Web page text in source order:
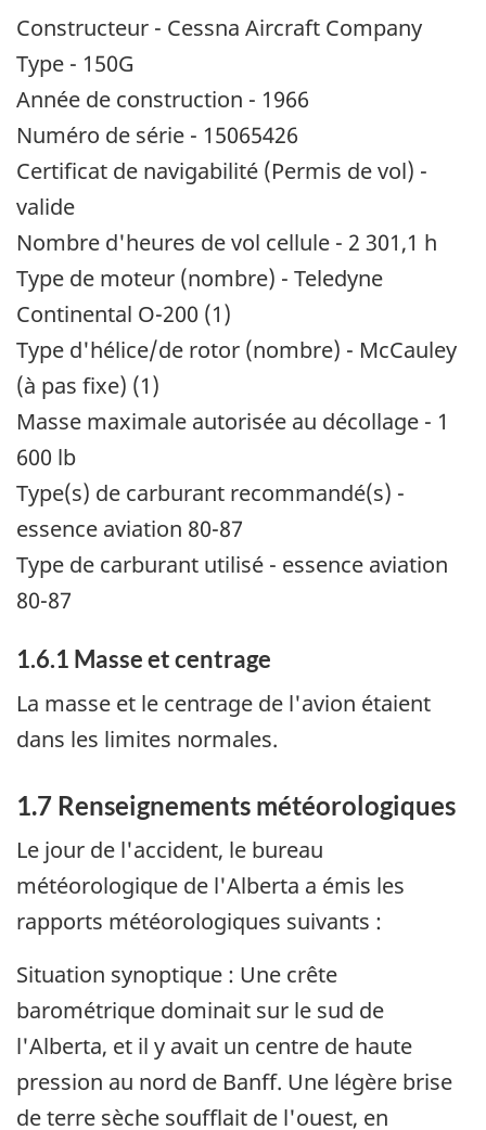
Constructeur - Cessna Aircraft Company
Type - 150G
Année de construction - 1966
Numéro de série - 15065426
Certificat de navigabilité (Permis de vol) -
valide
Nombre d'heures de vol cellule - 2 301,1 h
Type de moteur (nombre) - Teledyne
Continental O-200 (1)
Type d'hélice/de rotor (nombre) - McCauley
(à pas fixe) (1)
Masse maximale autorisée au décollage - 1
600 lb
Type(s) de carburant recommandé(s) -
essence aviation 80-87
Type de carburant utilisé - essence aviation
80-87
1.6.1 Masse et centrage
La masse et le centrage de l'avion étaient
dans les limites normales.
1.7 Renseignements météorologiques
Le jour de l'accident, le bureau
météorologique de l'Alberta a émis les
rapports météorologiques suivants :
Situation synoptique : Une crête
barométrique dominait sur le sud de
l'Alberta, et il y avait un centre de haute
pression au nord de Banff. Une légère brise
de terre sèche soufflait de l'ouest, en